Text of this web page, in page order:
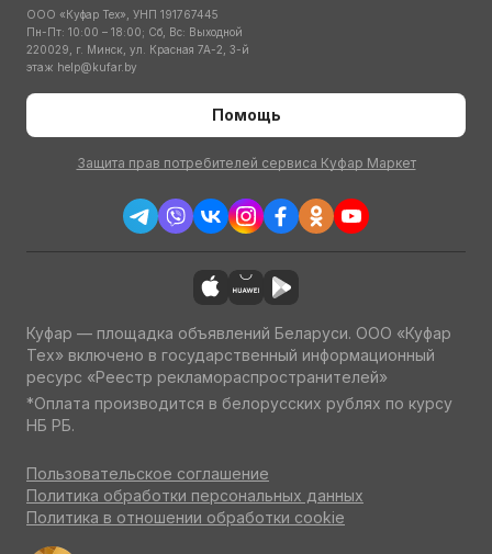
ООО «Куфар Тех», УНП 191767445
Пн-Пт: 10:00 – 18:00; Сб, Вс: Выходной
220029, г. Минск, ул. Красная 7А-2, 3-й
этаж help@kufar.by
Помощь
Защита прав потребителей сервиса Куфар Маркет
Куфар — площадка объявлений Беларуси. ООО «Куфар
Тех» включено в государственный информационный
ресурс «Реестр рекламораспространителей»
*Оплата производится в белорусских рублях по курсу
НБ РБ.
Пользовательское соглашение
Политика обработки персональных данных
Политика в отношении обработки cookie